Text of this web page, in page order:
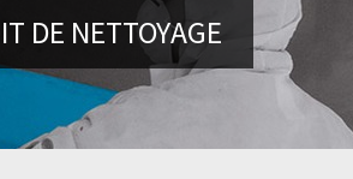
DE NETTOYAGE